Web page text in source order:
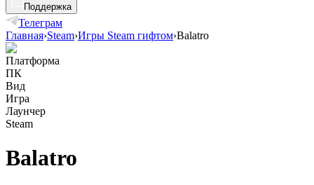
Поддержка
Телеграм
Главная›Steam›Игры Steam гифтом›Balatro
Платформа
ПК
Вид
Игра
Лаунчер
Steam
Balatro